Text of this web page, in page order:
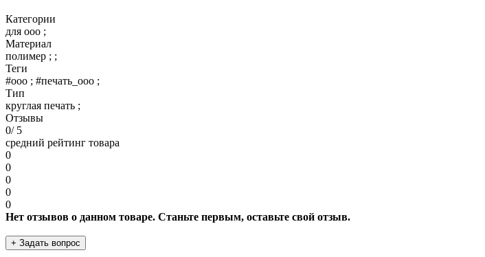
Категории
для ооо ;
Материал
полимер ; ;
Теги
#ооо ; #печать_ооо ;
Тип
круглая печать ;
Отзывы
0/ 5
средний рейтинг товара
0
0
0
0
0
Нет отзывов о данном товаре. Станьте первым, оставьте свой отзыв.
+ Задать вопрос